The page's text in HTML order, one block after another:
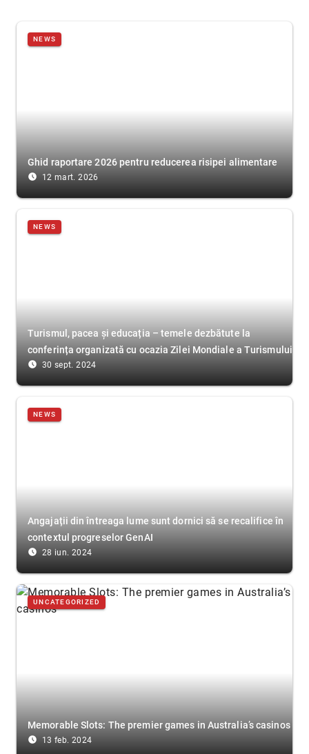
NEWS
Ghid raportare 2026 pentru reducerea risipei alimentare
access_time_filled 12 mart. 2026
NEWS
Turismul, pacea și educația – temele dezbătute la
conferința organizată cu ocazia Zilei Mondiale a Turismului
access_time_filled 30 sept. 2024
NEWS
Angajații din întreaga lume sunt dornici să se recalifice în
contextul progreselor GenAI
access_time_filled 28 iun. 2024
UNCATEGORIZED
Memorable Slots: The premier games in Australia’s casinos
access_time_filled 13 feb. 2024